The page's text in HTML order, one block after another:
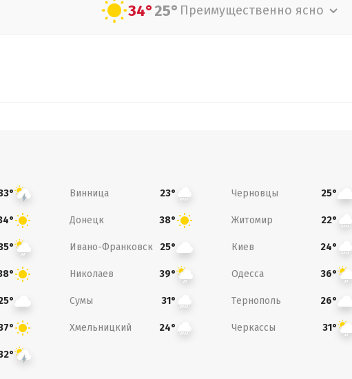
34°25° Преимущественно ясно
Винница 23° Черновцы 25°
Донецк 38° Житомир 22°
Ивано-Франковск 25° Киев 24°
Николаев 39° Одесса 36°
Сумы 31° Тернополь 26°
Хмельницкий 24° Черкассы 31°